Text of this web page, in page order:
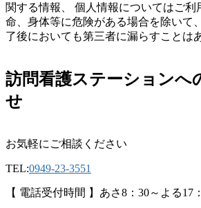
関する情報、 個人情報についてはご利
命、身体等に危険がある場合を除いて
了後においても第三者に漏らすことは
訪問看護ステーションへ
せ
お気軽にご相談ください
TEL:0949-23-3551
【 電話受付時間 】あさ8：30～よる17